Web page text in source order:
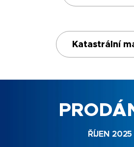
Katastrální
ŘÍJEN 2025